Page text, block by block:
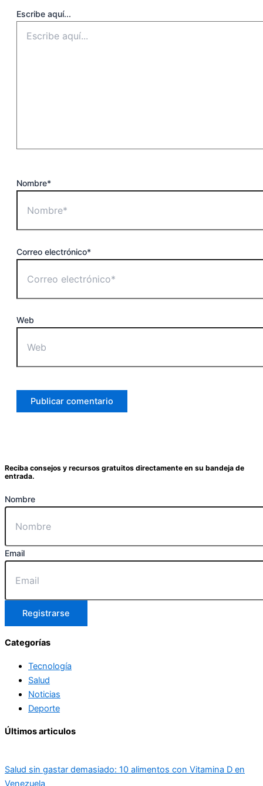
Escribe aquí...
Nombre*
Correo electrónico*
Web
Reciba consejos y recursos gratuitos directamente en su bandeja de
entrada.
Nombre
Email
Registrarse
Categorías
Tecnología
Salud
Noticias
Deporte
Últimos articulos
Salud sin gastar demasiado: 10 alimentos con Vitamina D en
Venezuela